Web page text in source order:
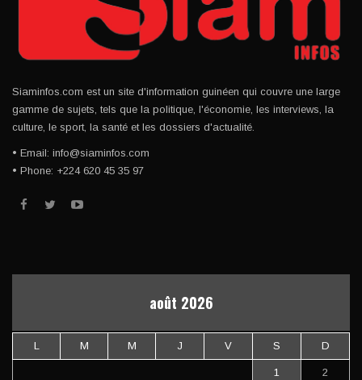
Siaminfos.com est un site d'information guinéen qui couvre une large
gamme de sujets, tels que la politique, l'économie, les interviews, la
culture, le sport, la santé et les dossiers d'actualité.
• Email: info@siaminfos.com
• Phone: +224 620 45 35 97
août 2026
L M M J V S D
1 2